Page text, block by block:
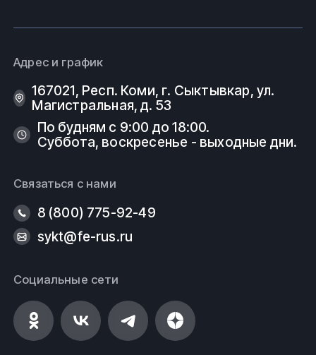
Адрес и график
167021, Респ. Коми, г. Сыктывкар, ул.
Магистральная, д. 53
По будням с 9:00 до 18:00.
Суббота, воскресенье - выходные дни.
Связаться с нами
8 (800) 775-92-49
sykt@fe-rus.ru
Социальные сети